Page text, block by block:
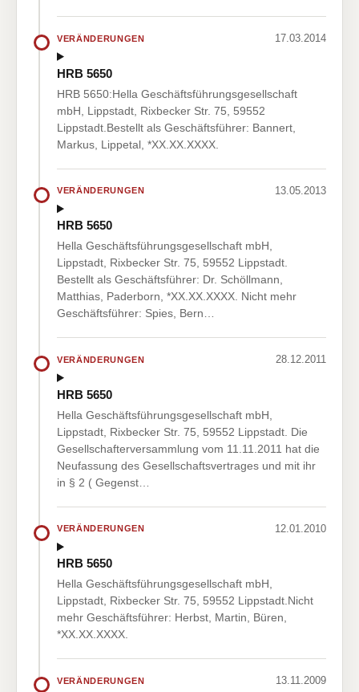
VERÄNDERUNGEN 17.03.2014
HRB 5650
HRB 5650:Hella Geschäftsführungsgesellschaft
mbH, Lippstadt, Rixbecker Str. 75, 59552
Lippstadt.Bestellt als Geschäftsführer: Bannert,
Markus, Lippetal, *XX.XX.XXXX.
VERÄNDERUNGEN 13.05.2013
HRB 5650
Hella Geschäftsführungsgesellschaft mbH,
Lippstadt, Rixbecker Str. 75, 59552 Lippstadt.
Bestellt als Geschäftsführer: Dr. Schöllmann,
Matthias, Paderborn, *XX.XX.XXXX. Nicht mehr
Geschäftsführer: Spies, Bern…
VERÄNDERUNGEN 28.12.2011
HRB 5650
Hella Geschäftsführungsgesellschaft mbH,
Lippstadt, Rixbecker Str. 75, 59552 Lippstadt. Die
Gesellschafterversammlung vom 11.11.2011 hat die
Neufassung des Gesellschaftsvertrages und mit ihr
in § 2 ( Gegenst…
VERÄNDERUNGEN 12.01.2010
HRB 5650
Hella Geschäftsführungsgesellschaft mbH,
Lippstadt, Rixbecker Str. 75, 59552 Lippstadt.Nicht
mehr Geschäftsführer: Herbst, Martin, Büren,
*XX.XX.XXXX.
VERÄNDERUNGEN 13.11.2009